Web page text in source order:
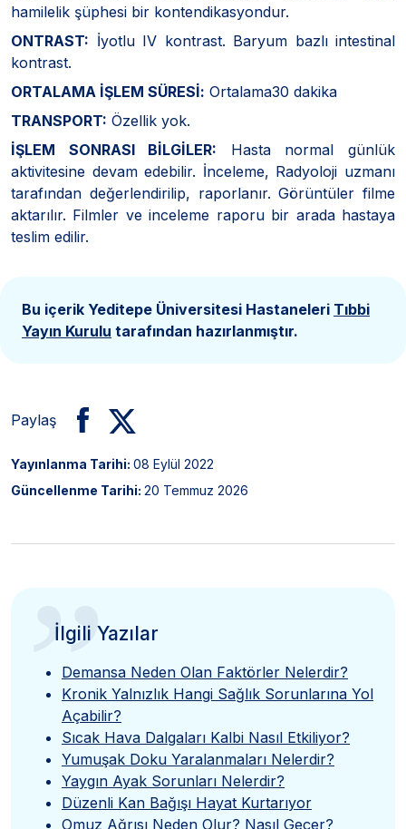
hamilelik şüphesi bir kontendikasyondur.
ONTRAST: İyotlu IV kontrast. Baryum bazlı intestinal
kontrast.
ORTALAMA İŞLEM SÜRESİ: Ortalama30 dakika
TRANSPORT: Özellik yok.
İŞLEM SONRASI BİLGİLER: Hasta normal günlük
aktivitesine devam edebilir. İnceleme, Radyoloji uzmanı
tarafından değerlendirilip, raporlanır. Görüntüler filme
aktarılır. Filmler ve inceleme raporu bir arada hastaya
teslim edilir.
Bu içerik Yeditepe Üniversitesi Hastaneleri Tıbbi
Yayın Kurulu tarafından hazırlanmıştır.
Paylaş
Yayınlanma Tarihi: 08 Eylül 2022
Güncellenme Tarihi: 20 Temmuz 2026
”
İlgili Yazılar
Demansa Neden Olan Faktörler Nelerdir?
Kronik Yalnızlık Hangi Sağlık Sorunlarına Yol
Açabilir?
Sıcak Hava Dalgaları Kalbi Nasıl Etkiliyor?
Yumuşak Doku Yaralanmaları Nelerdir?
Yaygın Ayak Sorunları Nelerdir?
Düzenli Kan Bağışı Hayat Kurtarıyor
Omuz Ağrısı Neden Olur? Nasıl Geçer?